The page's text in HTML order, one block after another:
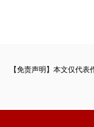
【免责声明】本文仅代